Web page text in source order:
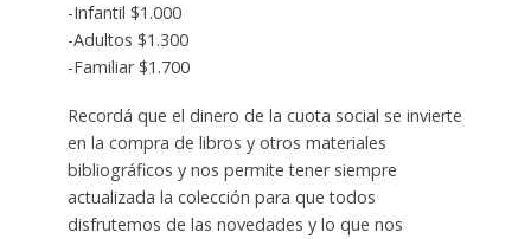
-Infantil $1.000
-Adultos $1.300
-Familiar $1.700
Recordá que el dinero de la cuota social se invierte
en la compra de libros y otros materiales
bibliográficos y nos permite tener siempre
actualizada la colección para que todos
disfrutemos de las novedades y lo que nos